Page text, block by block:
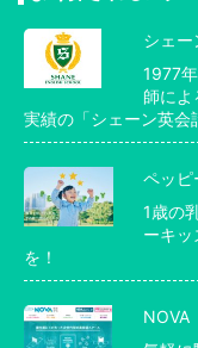
シェ
1977
師によ
実績の「シェーン英会
ペッピ
1歳の
ーキ
を！
NOVA